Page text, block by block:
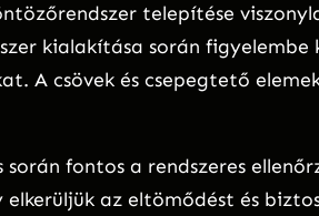
telepítése
kialakítása során
A csövek és csepegtető
fontos a rendszeres
elkerüljük az eltömődést és